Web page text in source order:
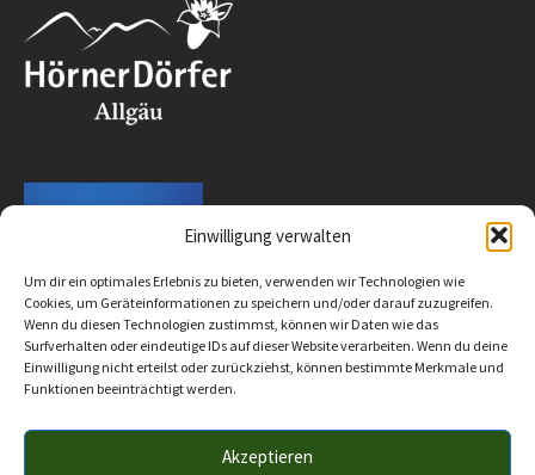
Einwilligung verwalten
Um dir ein optimales Erlebnis zu bieten, verwenden wir Technologien wie
Cookies, um Geräteinformationen zu speichern und/oder darauf zuzugreifen.
Wenn du diesen Technologien zustimmst, können wir Daten wie das
Surfverhalten oder eindeutige IDs auf dieser Website verarbeiten. Wenn du deine
Einwilligung nicht erteilst oder zurückziehst, können bestimmte Merkmale und
Funktionen beeinträchtigt werden.
Akzeptieren
Datenschutz